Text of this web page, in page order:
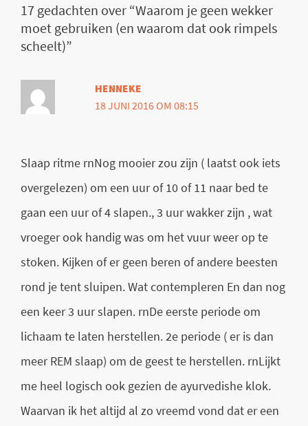
17 gedachten over “Waarom je geen wekker
moet gebruiken (en waarom dat ook rimpels
scheelt)”
HENNEKE
18 JUNI 2016 OM 08:15
Slaap ritme rnNog mooier zou zijn ( laatst ook iets
overgelezen) om een uur of 10 of 11 naar bed te
gaan een uur of 4 slapen., 3 uur wakker zijn , wat
vroeger ook handig was om het vuur weer op te
stoken. Kijken of er geen beren of andere beesten
rond je tent sluipen. Wat contempleren En dan nog
een keer 3 uur slapen. rnDe eerste periode om
lichaam te laten herstellen. 2e periode ( er is dan
meer REM slaap) om de geest te herstellen. rnLijkt
me heel logisch ook gezien de ayurvedishe klok.
Waarvan ik het altijd al zo vreemd vond dat er een